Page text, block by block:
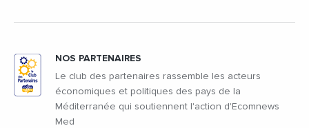
NOS PARTENAIRES
Le club des partenaires rassemble les acteurs
économiques et politiques des pays de la
Méditerranée qui soutiennent l'action d'Ecomnews
Med